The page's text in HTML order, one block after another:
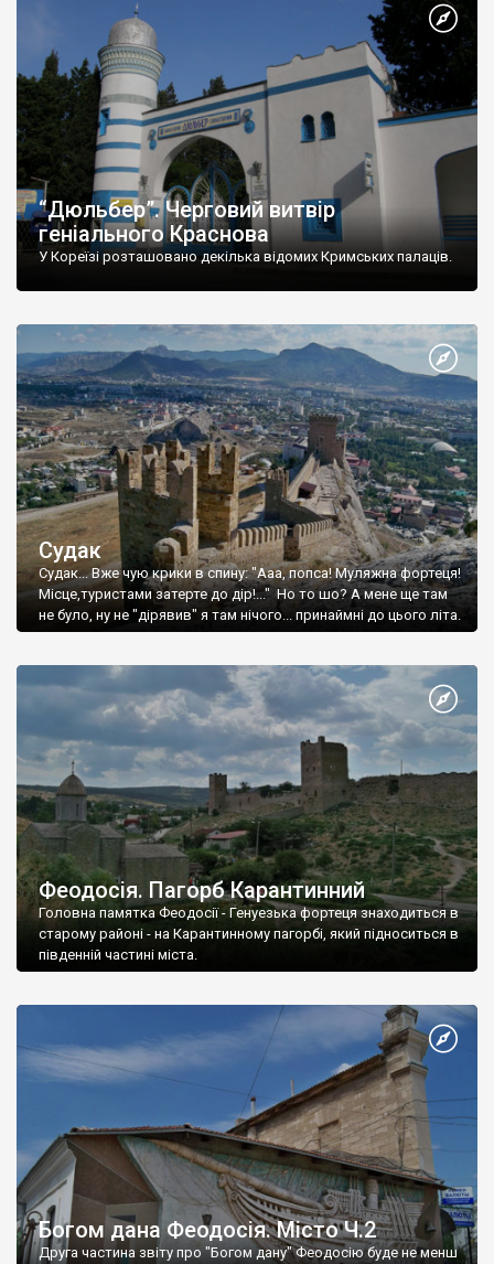
“Дюльбер”. Черговий витвір
геніального Краснова
У Кореїзі розташовано декілька відомих Кримських палаців.
Судак
Судак... Вже чую крики в спину: "Ааа, попса! Муляжна фортеця!
Місце,туристами затерте до дір!..." Но то шо? А мене ще там
не було, ну не "дірявив" я там нічого... принаймні до цього літа.
Феодосія. Пагорб Карантинний
Головна памятка Феодосії - Генуезька фортеця знаходиться в
старому районі - на Карантинному пагорбі, який підноситься в
південній частині міста.
Богом дана Феодосія. Місто Ч.2
Друга частина звіту про "Богом дану" Феодосію буде не менш